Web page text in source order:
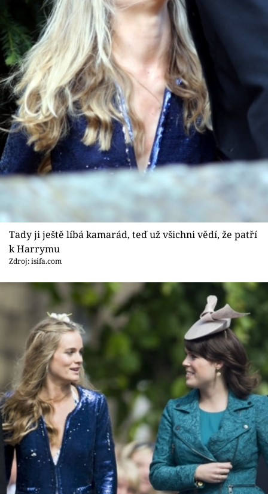
Tady ji ještě líbá kamarád, teď už všichni vědí, že patří
k Harrymu
Zdroj: isifa.com